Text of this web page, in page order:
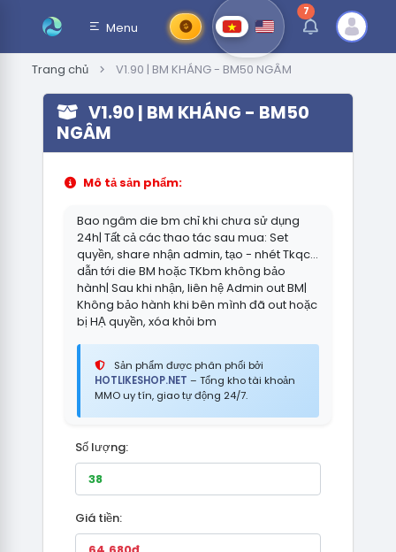
Menu
7thông báo chưa
Trang chủ V1.90 | BM KHÁNG - BM50 NGÂM
V1.90 | BM KHÁNG - BM50
NGÂM
Mô tả sản phẩm:
Bao ngâm die bm chỉ khi chưa sử dụng
24h| Tất cả các thao tác sau mua: Set
quyền, share nhận admin, tạo - nhét Tkqc...
dẫn tới die BM hoặc TKbm không bảo
hành| Sau khi nhận, liên hệ Admin out BM|
Không bảo hành khi bên mình đã out hoặc
bị HẠ quyền, xóa khỏi bm
Sản phẩm được phân phối bởi
HOTLIKESHOP.NET – Tổng kho tài khoản
MMO uy tín, giao tự động 24/7.
Số lượng:
Giá tiền: